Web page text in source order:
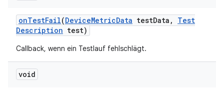
onTestFail(DeviceMetricData testData ,
Test
Description test)
Callback, wenn ein Testlauf fehlschlägt.
void